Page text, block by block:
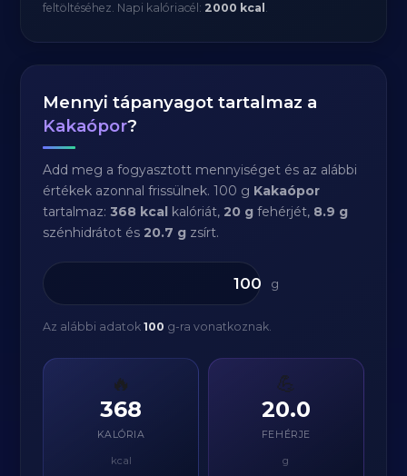
feltöltéséhez. Napi kalóriacél: 2000 kcal .
Mennyi tápanyagot tartalmaz a
Kakaópor?
Add meg a fogyasztott mennyiséget és az alábbi
értékek azonnal frissülnek. 100 g Kakaópor
tartalmaz:368 kcal kalóriát,20 g fehérjét, 8.9 g
szénhidrátot és20.7 g zsírt.
g
Az alábbi adatok100 g-ra vonatkoznak.
🔥
368
KALÓRIA
kcal
💪
20.0
FEHÉRJE
g